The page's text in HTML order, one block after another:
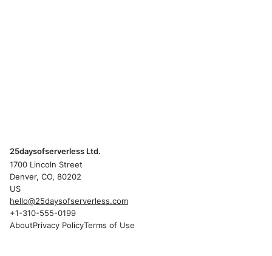
25daysofserverless Ltd.
1700 Lincoln Street
Denver, CO, 80202
US
hello@25daysofserverless.com
+1-310-555-0199
AboutPrivacy PolicyTerms of Use